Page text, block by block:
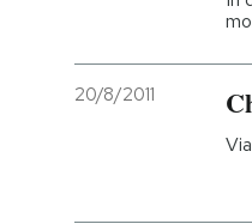
20/8/2011